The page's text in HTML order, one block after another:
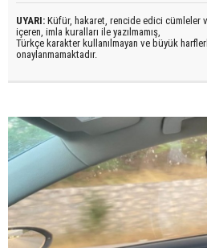
UYARI: Küfür, hakaret, rencide edici cümleler
içeren, imla kuralları ile yazılmamış,
Türkçe karakter kullanılmayan ve büyük
onaylanmamaktadır.